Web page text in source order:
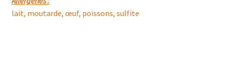
lait, moutarde, œuf, poissons, sulfite